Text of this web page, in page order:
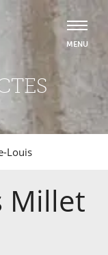
Louis
Millet